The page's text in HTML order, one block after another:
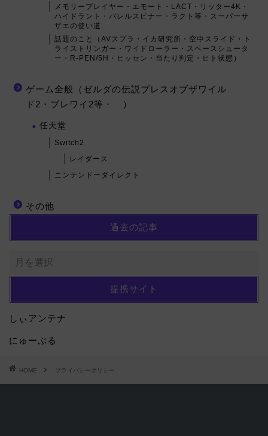
メモリープレイヤー・エモート・LACT・リッター4K・
ハイドラント・バレルスピナー・ラクト等・スーパーサ
ザエの使い道
話題のこと（AVスプラ・イカ研究所・空中スライド・ト
ライストリンガー・ワイドローラー・スペースシュータ
ー・R-PEN/5H・ヒッセン・当たり判定・ヒト状態）
ゲーム全般（ゼルダの伝説ブレスオブザワイル
ド2・ブレワイ2等・ ）
任天堂
Switch2
レイダース
ニンテンドーダイレクト
その他
過去の記事
提携サイト
しぃアンテナ
にゅーぷる
HOME プライバシーポリシー